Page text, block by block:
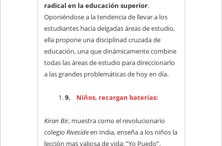
radical en la educación superior.
Oponiéndose a la tendencia de llevar a los
estudiantes hacia delgadas áreas de estudio,
ella propone una disciplinad cruzada de
educación, una que dinámicamente combine
todas las áreas de estudio para direccionarlo
a las grandes problemáticas de hoy en día.
9. Niños, recargan baterías:
Kiran Bir, muestra como el revolucionario
colegio Rivesideen India, enseña a los niños la
lección mas valiosa de vida: ”Yo Puedo”.